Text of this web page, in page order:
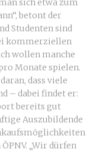
sich etwa zum
betont der
Studenten sind
kommerziellen
wollen manche
Monate spielen.
dass viele
– dabei findet er:
bereits gut
Auszubildende
„Wir dürfen